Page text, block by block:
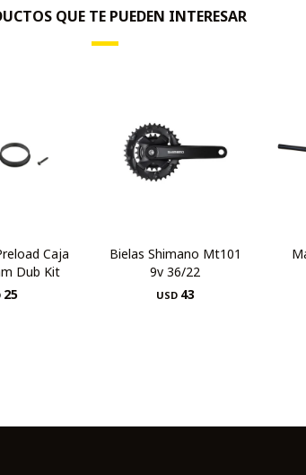
QUE TE PUEDEN INTERESAR
Caja
Dub Kit
25
Bielas Shimano Mt101
9v 36/22
USD 43